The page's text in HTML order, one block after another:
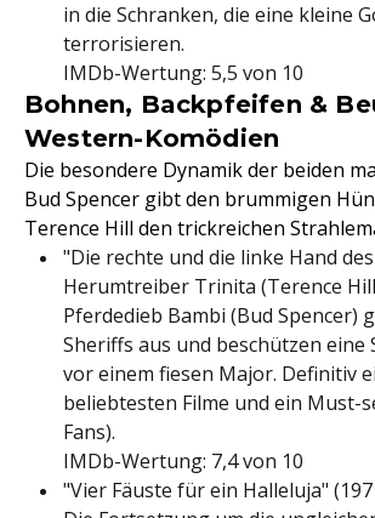
in die Schranken, die eine kleine
terrorisieren.
IMDb-Wertung: 5,5 von 10
Bohnen, Backpfeifen &
Western-Komödien
Die besondere Dynamik der beiden
Bud Spencer gibt den brummigen
Terence Hill den trickreichen
"Die rechte und die linke Hand
Herumtreiber Trinita (Terence
Pferdedieb Bambi (Bud Spencer)
Sheriffs aus und beschützen eine
vor einem fiesen Major. Definitiv
beliebtesten Filme und ein Must-
Fans).
IMDb-Wertung: 7,4 von 10
"Vier Fäuste für ein Halleluja"